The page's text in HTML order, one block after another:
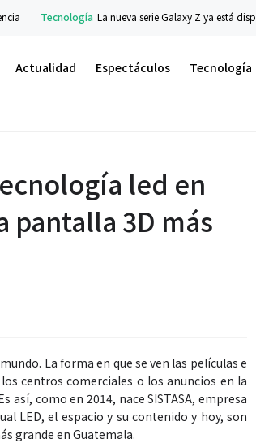
La nueva serie Galaxy Z ya está disponible en
Actualidad Espectáculos Tecnología
led en
pantalla 3D más
La forma en que se ven las películas e
centros comerciales o los anuncios en la
como en 2014, nace SISTASA, empresa
LED, el espacio y su contenido y hoy, son
grande en Guatemala.